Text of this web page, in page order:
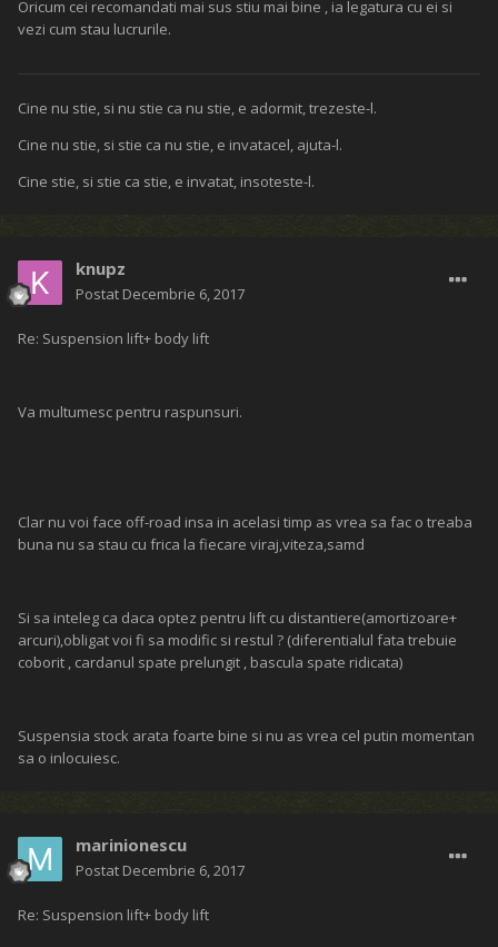
Oricum cei recomandati mai sus stiu mai bine , ia legatura cu ei si
vezi cum stau lucrurile.
Cine nu stie, si nu stie ca nu stie, e adormit, trezeste-l.
Cine nu stie, si stie ca nu stie, e invatacel, ajuta-l.
Cine stie, si stie ca stie, e invatat, insoteste-l.
knupz
Postat Decembrie 6, 2017
Re: Suspension lift+ body lift
Va multumesc pentru raspunsuri.
Clar nu voi face off-road insa in acelasi timp as vrea sa fac o treaba
buna nu sa stau cu frica la fiecare viraj,viteza,samd
Si sa inteleg ca daca optez pentru lift cu distantiere(amortizoare+
arcuri),obligat voi fi sa modific si restul ? (diferentialul fata trebuie
coborit , cardanul spate prelungit , bascula spate ridicata)
Suspensia stock arata foarte bine si nu as vrea cel putin momentan
sa o inlocuiesc.
marinionescu
Postat Decembrie 6, 2017
Re: Suspension lift+ body lift